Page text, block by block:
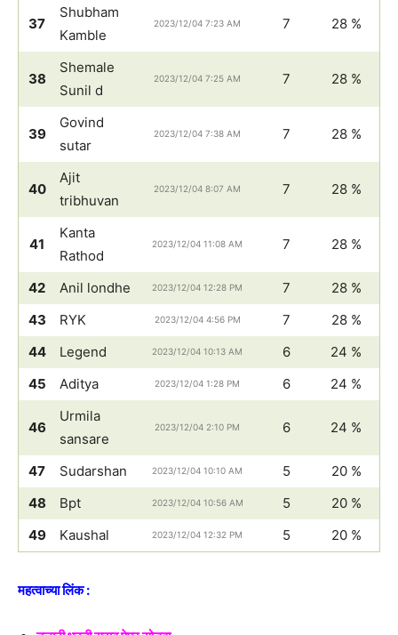
37
Shubham
Kamble
2023/12/04 7:23 AM 7 28 %
38
Shemale
Sunil d
2023/12/04 7:25 AM 7 28 %
39
Govind
sutar
2023/12/04 7:38 AM 7 28 %
40
Ajit
tribhuvan
2023/12/04 8:07 AM 7 28 %
41
Kanta
Rathod
2023/12/04 11:08 AM 7 28 %
42 Anil londhe 2023/12/04 12:28 PM 7
28 %
43
RYK 2023/12/04 4:56 PM 7
28 %
44
Legend 2023/12/04 10:13 AM 6
24 %
45
Aditya 2023/12/04 1:28 PM 6 24 %
46
Urmila
sansare
2023/12/04 2:10 PM 6 24 %
47 Sudarshan 2023/12/04 10:10 AM 5
20 %
48
Bpt 2023/12/04 10:56 AM 5
20 %
49
Kaushal 2023/12/04 12:32 PM 5 20 %
महत्वाच्या लिंक :